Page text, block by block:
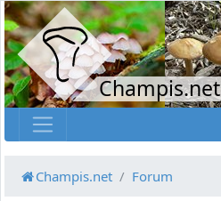
Champis.net
Champis.net Forum